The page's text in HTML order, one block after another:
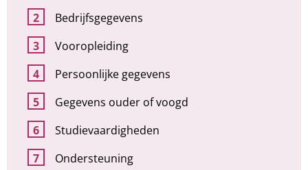
Bedrijfsgegevens
Vooropleiding
Persoonlijke gegevens
Gegevens ouder of voogd
Studievaardigheden
Ondersteuning